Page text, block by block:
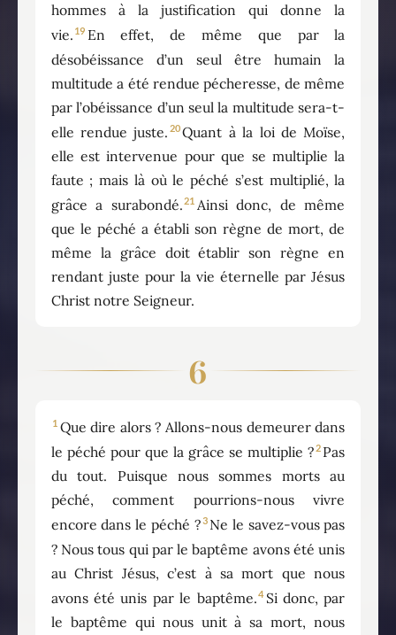
hommes à la justification qui donne la
vie. 19 En effet, de même que par la
désobéissance d’un seul être humain la
multitude a été rendue pécheresse, de même
par l’obéissance d’un seul la multitude sera-t-
elle rendue juste. 20Quant à la loi de Moïse,
elle est intervenue pour que se multiplie la
faute ; mais là où le péché s’est multiplié, la
grâce a surabondé.21 Ainsi donc, de même
que le péché a établi son règne de mort, de
même la grâce doit établir son règne en
rendant juste pour la vie éternelle par Jésus
Christ notre Seigneur.
6
1 Que dire alors ? Allons-nous demeurer dans
le péché pour que la grâce se multiplie ?2 Pas
du tout. Puisque nous sommes morts au
péché, comment pourrions-nous vivre
encore dans le péché ?3 Ne le savez-vous pas
? Nous tous qui par le baptême avons été unis
au Christ Jésus, c’est à sa mort que nous
avons été unis par le baptême.4 Si donc, par
le baptême qui nous unit à sa mort, nous